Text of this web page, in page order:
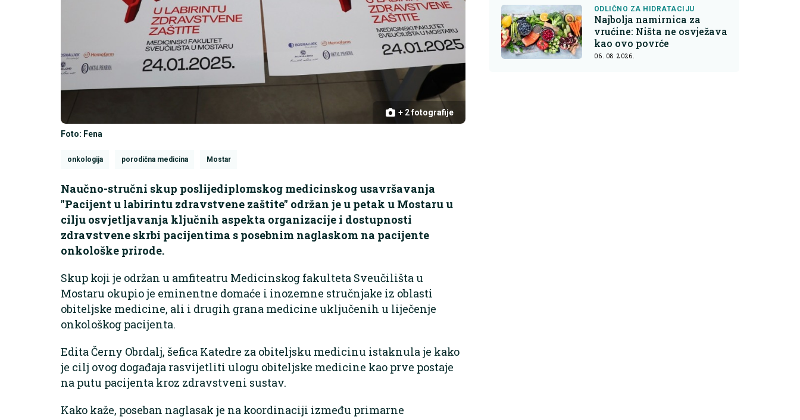
+ 2 fotografije
Foto: Fena
onkologija porodična medicina Mostar
Naučno-stručni skup poslijediplomskog medicinskog usavršavanja
''Pacijent u labirintu zdravstvene zaštite'' održan je u petak u Mostaru u
cilju osvjetljavanja ključnih aspekta organizacije i dostupnosti
zdravstvene skrbi pacijentima s posebnim naglaskom na pacijente
onkološke prirode.
Skup koji je održan u amfiteatru Medicinskog fakulteta Sveučilišta u
Mostaru okupio je eminentne domaće i inozemne stručnjake iz oblasti
obiteljske medicine, ali i drugih grana medicine uključenih u liječenje
onkološkog pacijenta.
Edita Černy Obrdalj, šefica Katedre za obiteljsku medicinu istaknula je kako
je cilj ovog događaja rasvijetliti ulogu obiteljske medicine kao prve postaje
na putu pacijenta kroz zdravstveni sustav.
Kako kaže, poseban naglasak je na koordinaciji između primarne
ODLIČNO ZA HIDRATACIJU
Najbolja namirnica za
vrućine: Ništa ne osvježava
kao ovo povrće
06. 08. 2026.